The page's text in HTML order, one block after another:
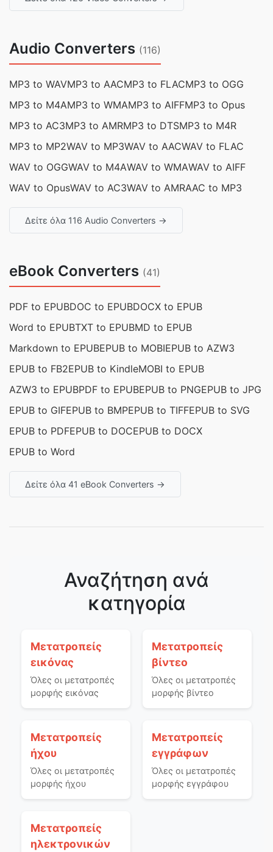
Audio Converters (116)
MP3 to WAVMP3 to AACMP3 to FLACMP3 to OGG
MP3 to M4AMP3 to WMAMP3 to AIFFMP3 to Opus
MP3 to AC3MP3 to AMRMP3 to DTSMP3 to M4R
MP3 to MP2WAV to MP3WAV to AACWAV to FLAC
WAV to OGGWAV to M4AWAV to WMAWAV to AIFF
WAV to OpusWAV to AC3WAV to AMRAAC to MP3
Δείτε όλα 116 Audio Converters →
eBook Converters (41)
PDF to EPUBDOC to EPUBDOCX to EPUB
Word to EPUBTXT to EPUBMD to EPUB
Markdown to EPUBEPUB to MOBIEPUB to AZW3
EPUB to FB2EPUB to KindleMOBI to EPUB
AZW3 to EPUBPDF to EPUBEPUB to PNGEPUB to JPG
EPUB to GIFEPUB to BMPEPUB to TIFFEPUB to SVG
EPUB to PDFEPUB to DOCEPUB to DOCX
EPUB to Word
Δείτε όλα 41 eBook Converters →
Αναζήτηση ανά
κατηγορία
Μετατροπείς
εικόνας
Όλες οι μετατροπές
μορφής εικόνας
Μετατροπείς
βίντεο
Όλες οι μετατροπές
μορφής βίντεο
Μετατροπείς
ήχου
Όλες οι μετατροπές
μορφής ήχου
Μετατροπείς
εγγράφων
Όλες οι μετατροπές
μορφής εγγράφου
Μετατροπείς
ηλεκτρονικών